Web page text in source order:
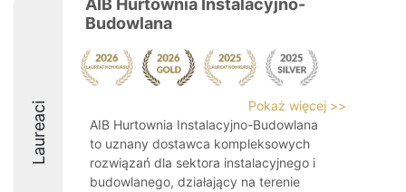
Laureaci
AIB Hurtownia Instalacyjno-
Budowlana
Pokaż więcej >>
AIB Hurtownia Instalacyjno-Budowlana
to uznany dostawca kompleksowych
rozwiązań dla sektora instalacyjnego i
budowlanego, działający na terenie